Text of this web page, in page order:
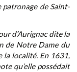
patronage de Saint-
d’Aurignac dite la
de Notre Dame du
la localité. En 1631,
qu’elle possédait